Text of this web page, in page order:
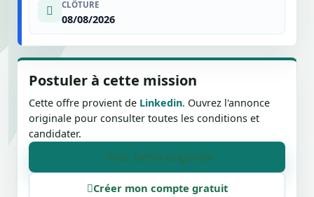
CLÔTURE
08/08/2026
Postuler à cette mission
Cette offre provient de Linkedin. Ouvrez l'annonce
originale pour consulter toutes les conditions et
candidater.
Voir l'offre originale
Créer mon compte gratuit